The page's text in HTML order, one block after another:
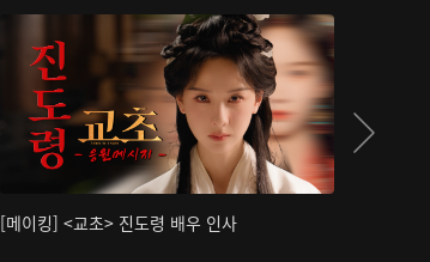
[메이킹] <교초> 진도령 배우 인사